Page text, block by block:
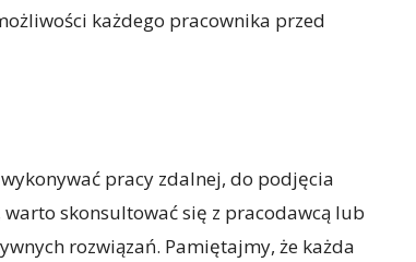
każdego pracownika przed
pracy zdalnej, do podjęcia
skonsultować się z pracodawcą lub
rozwiązań. Pamiętajmy, że każda